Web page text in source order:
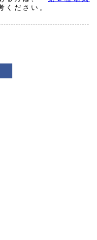
ください。